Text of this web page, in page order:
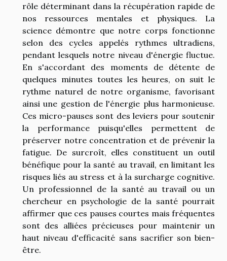
rôle déterminant dans la récupération rapide de
nos ressources mentales et physiques. La
science démontre que notre corps fonctionne
selon des cycles appelés rythmes ultradiens,
pendant lesquels notre niveau d'énergie fluctue.
En s'accordant des moments de détente de
quelques minutes toutes les heures, on suit le
rythme naturel de notre organisme, favorisant
ainsi une gestion de l'énergie plus harmonieuse.
Ces micro-pauses sont des leviers pour soutenir
la performance puisqu'elles permettent de
préserver notre concentration et de prévenir la
fatigue. De surcroît, elles constituent un outil
bénéfique pour la santé au travail, en limitant les
risques liés au stress et à la surcharge cognitive.
Un professionnel de la santé au travail ou un
chercheur en psychologie de la santé pourrait
affirmer que ces pauses courtes mais fréquentes
sont des alliées précieuses pour maintenir un
haut niveau d'efficacité sans sacrifier son bien-
être.